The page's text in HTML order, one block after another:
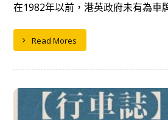
在1982年以前，港英政府未有為車
Read Mores